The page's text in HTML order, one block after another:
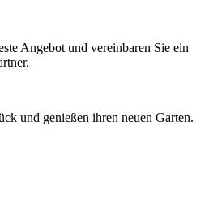
Angebot und vereinbaren Sie ein
und genießen ihren neuen Garten.